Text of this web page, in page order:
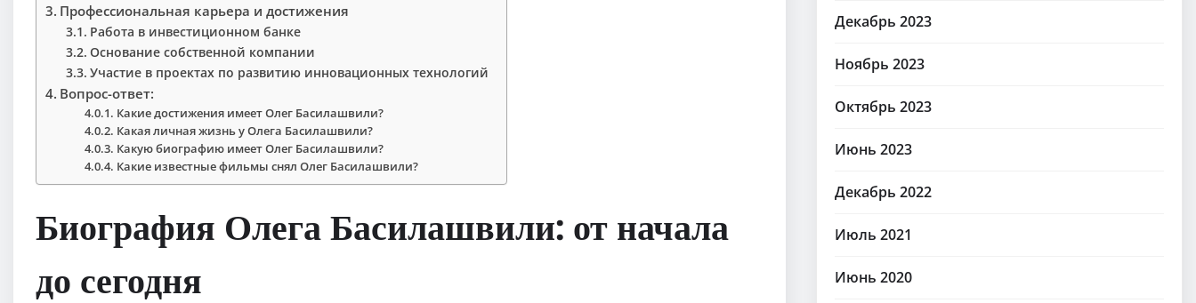
Профессиональная карьера и достижения
Работа в инвестиционном банке
Основание собственной компании
Участие в проектах по развитию инновационных технологий
Вопрос-ответ:
Какие достижения имеет Олег Басилашвили?
Какая личная жизнь у Олега Басилашвили?
Какую биографию имеет Олег Басилашвили?
Какие известные фильмы снял Олег Басилашвили?
Биография Олега Басилашвили: от начала
до сегодня
Декабрь 2023
Ноябрь 2023
Октябрь 2023
Июнь 2023
Декабрь 2022
Июль 2021
Июнь 2020